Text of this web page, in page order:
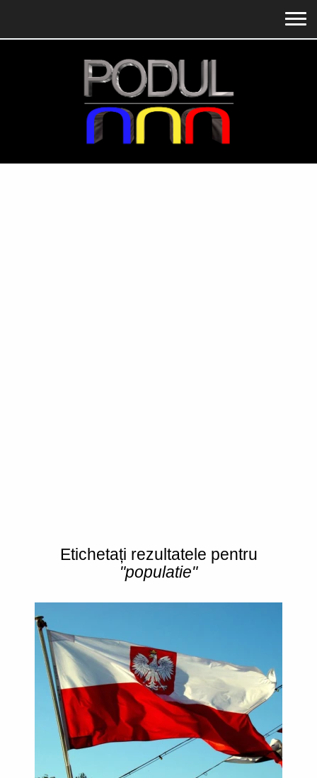
Etichetați rezultatele pentru
"populatie"